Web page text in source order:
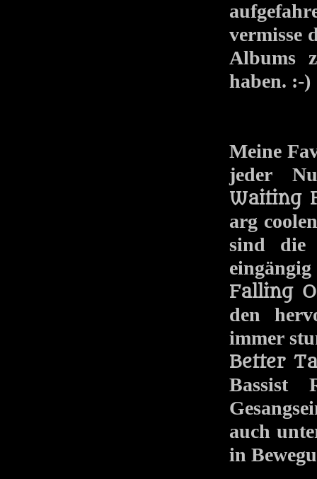
vermisse
Albums
haben. :-)
Meine
jeder
Waiting
arg
sind die
Falling
den
immer
Better
Bassist
auch
in